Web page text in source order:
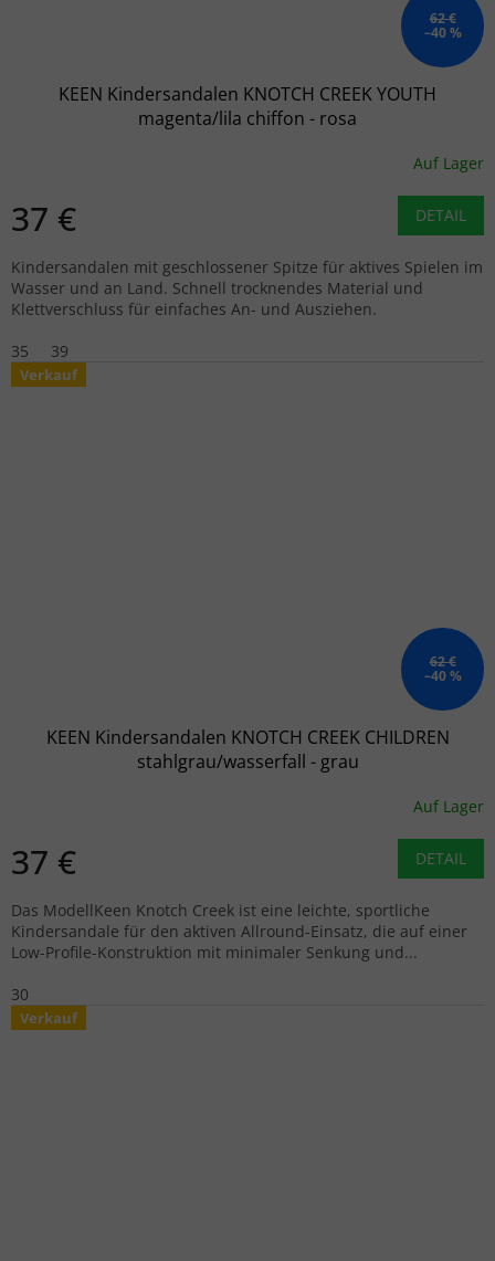
62 €
–40 %
KEEN Kindersandalen KNOTCH CREEK YOUTH
magenta/lila chiffon - rosa
Auf Lager
37 € DETAIL
Kindersandalen mit geschlossener Spitze für aktives Spielen im
Wasser und an Land. Schnell trocknendes Material und
Klettverschluss für einfaches An- und Ausziehen.
35
39
Verkauf
62 €
–40 %
KEEN Kindersandalen KNOTCH CREEK CHILDREN
stahlgrau/wasserfall - grau
Auf Lager
37 € DETAIL
Das ModellKeen Knotch Creek ist eine leichte, sportliche
Kindersandale für den aktiven Allround-Einsatz, die auf einer
Low-Profile-Konstruktion mit minimaler Senkung und...
30
Verkauf